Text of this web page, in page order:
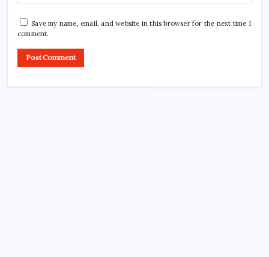
Save my name, email, and website in this browser for the next time I
comment.